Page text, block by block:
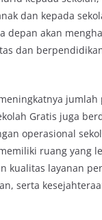
dan kepada
depan akan
dan
Gratis juga
operasional
ruang yang
kualitas layanan
serta